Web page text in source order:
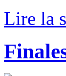
Lire la